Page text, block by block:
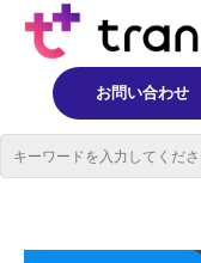
お問い合わせ